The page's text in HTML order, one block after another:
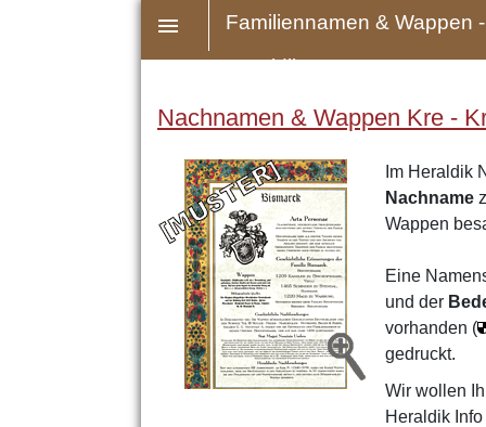
Familiennamen & Wappen -
Heraldik
Nachnamen & Wappen Kre -
Im Heraldik
Nachname
Wappen
Eine
und der
vorhanden (
gedruckt.
Wir wollen
Heraldik